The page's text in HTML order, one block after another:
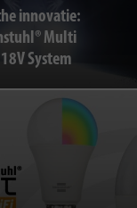
innovatie:
Multi
System